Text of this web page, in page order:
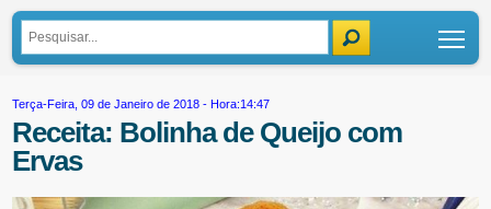
Terça-Feira, 09 de Janeiro de 2018 - Hora:14:47
Receita: Bolinha de Queijo com
Ervas